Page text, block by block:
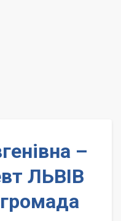
–
ЛЬВІВ